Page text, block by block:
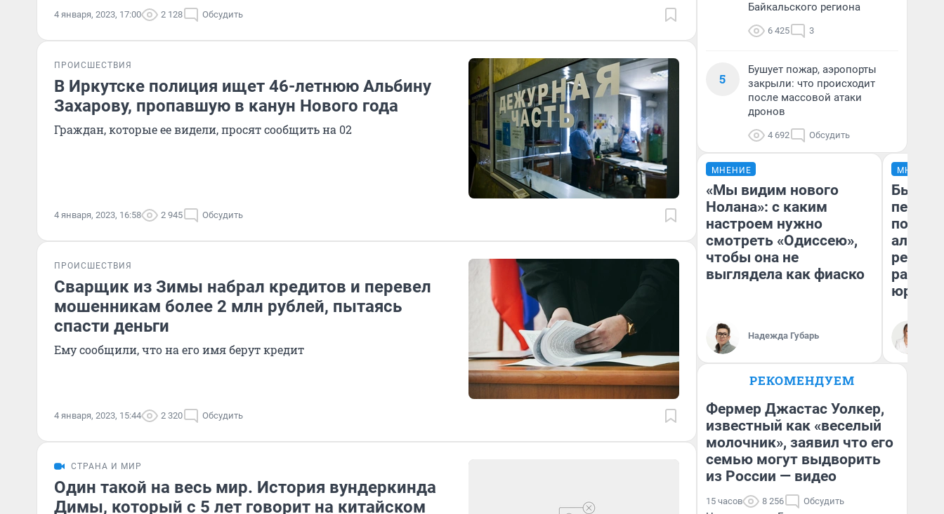
4 января, 2023, 17:00 2 128 Обсудить
ПРОИСШЕСТВИЯ
В Иркутске полиция ищет 46-летнюю Альбину
Захарову, пропавшую в канун Нового года
Граждан, которые ее видели, просят сообщить на 02
4 января, 2023, 16:58 2 945 Обсудить
ПРОИСШЕСТВИЯ
Сварщик из Зимы набрал кредитов и перевел
мошенникам более 2 млн рублей, пытаясь
спасти деньги
Ему сообщили, что на его имя берут кредит
4 января, 2023, 15:44 2 320 Обсудить
СТРАНА И МИР
Один такой на весь мир. История вундеркинда
Димы, который с 5 лет говорит на китайском
Байкальского региона
6 425 3
5
Бушует пожар, аэропорты
закрыли: что происходит
после массовой атаки
дронов
4 692 Обсудить
МНЕНИЕ
«Мы видим нового
Нолана»: с каким
настроем нужно
смотреть «Одиссею»,
чтобы она не
выглядела как фиаско
Надежда Губарь
МНЕНИЕ
Был
разбор
юриста
РЕКОМЕНДУЕМ
Фермер Джастас Уолкер,
известный как «веселый
молочник», заявил что его
семью могут выдворить
из России — видео
15 часов 8 256 Обсудить